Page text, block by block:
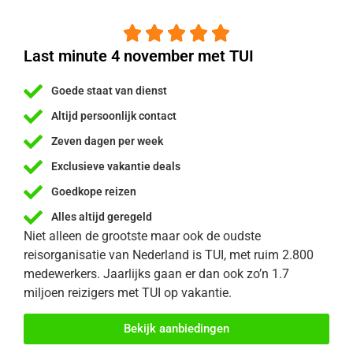
    
Last minute 4 november met TUI
Goede staat van dienst
Altijd persoonlijk contact
Zeven dagen per week
Exclusieve vakantie deals
Goedkope reizen
Alles altijd geregeld
Niet alleen de grootste maar ook de oudste
reisorganisatie van Nederland is TUI, met ruim 2.800
medewerkers. Jaarlijks gaan er dan ook zo’n 1.7
miljoen reizigers met TUI op vakantie.
Bekijk aanbiedingen